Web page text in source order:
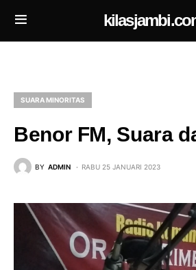
SUARA MINORITAS
Benor FM, Suara
BY ADMIN RABU 25 JANUARI 2023